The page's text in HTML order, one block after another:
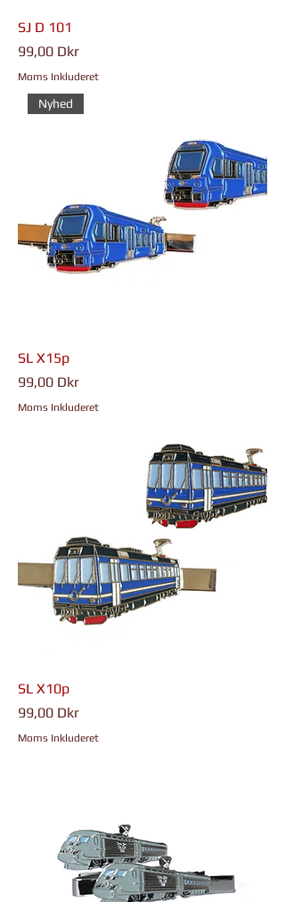
SJ D 101
Pris
99,00 Dkr
Moms Inkluderet
Nyhed
SL X15p
Pris
99,00 Dkr
Moms Inkluderet
SL X10p
Pris
99,00 Dkr
Moms Inkluderet